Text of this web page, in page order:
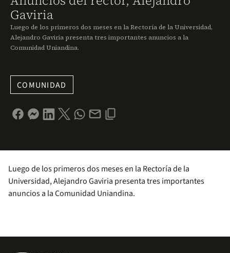
Gaviria
Luego de los primeros dos meses en la Rectoría de la Universidad,
Alejandro Gaviria presenta tres importantes anuncios a la
Comunidad Uniandina.
COMUNIDAD
Luego de los primeros dos meses en la Rectoría de la
Universidad, Alejandro Gaviria presenta tres importantes
anuncios a la Comunidad Uniandina.